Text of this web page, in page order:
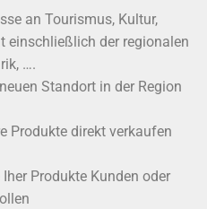
an Tourismus, Kultur,
einschließlich der regionalen
….
Standort in der Region
Produkte direkt verkaufen
Produkte Kunden oder